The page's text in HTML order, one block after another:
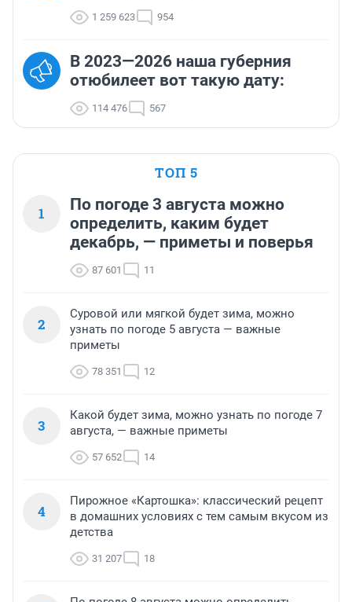
1 259 623 954
В 2023—2026 наша губерния
отюбилеет вот такую дату:
114 476 567
ТОП 5
1
По погоде 3 августа можно
определить, каким будет
декабрь, — приметы и поверья
87 601 11
2
Суровой или мягкой будет зима, можно
узнать по погоде 5 августа — важные
приметы
78 351 12
3
Какой будет зима, можно узнать по погоде 7
августа, — важные приметы
57 652 14
4
Пирожное «Картошка»: классический рецепт
в домашних условиях с тем самым вкусом из
детства
31 207 18